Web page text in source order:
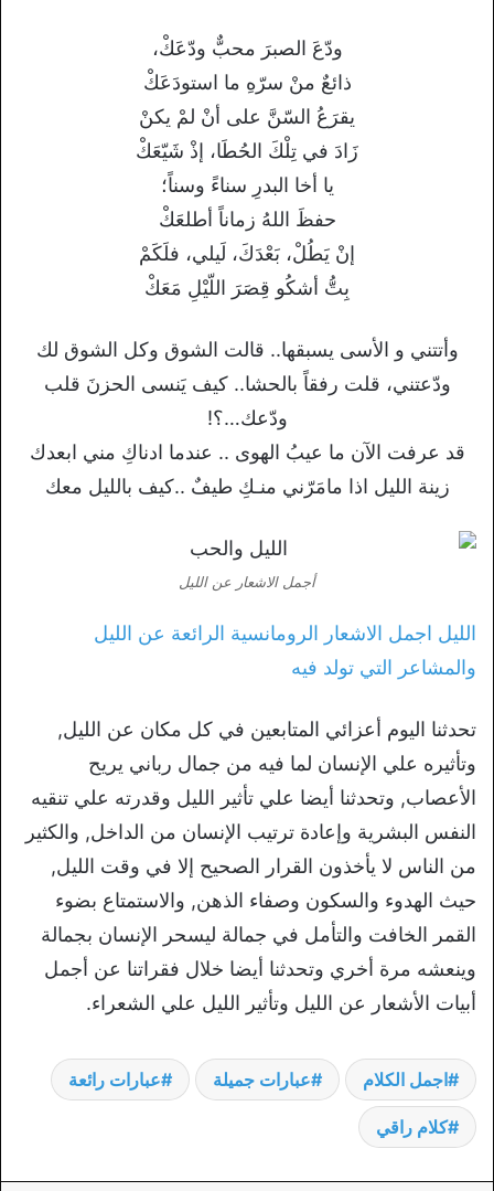
ودّعَ الصبرَ محبٌّ ودّعَكْ،
ذائعٌ منْ سرّهِ ما استودَعَكْ
يقرَعُ السّنَّ على أنْ لمْ يكنْ
زَادَ في تِلْكَ الحُطَا، إذْ شَيّعَكْ
يا أخا البدرِ سناءً وسناً؛
حفظَ اللهُ زماناً أطلعَكْ
إنْ يَطُلْ، بَعْدَكَ، لَيلي، فلَكَمْ
بِتُّ أشكُو قِصَرَ اللّيْلِ مَعَكْ
وأتتني و الأسى يسبقها.. قالت الشوق وكل الشوق لك
ودّعتني، قلت رفقاً بالحشا.. كيف يَنسى الحزنَ قلب
ودّعك…؟!
قد عرفت الآن ما عيبُ الهوى .. عندما ادناكِ مني ابعدك
زينة الليل اذا مامَرّني منـكِ طيفٌ ..كيف بالليل معك
أجمل الاشعار عن الليل
الليل اجمل الاشعار الرومانسية الرائعة عن الليل
والمشاعر التي تولد فيه
تحدثنا اليوم أعزائي المتابعين في كل مكان عن الليل,
وتأثيره علي الإنسان لما فيه من جمال رباني يريح
الأعصاب, وتحدثنا أيضا علي تأثير الليل وقدرته علي تنقيه
النفس البشرية وإعادة ترتيب الإنسان من الداخل, والكثير
من الناس لا يأخذون القرار الصحيح إلا في وقت الليل,
حيث الهدوء والسكون وصفاء الذهن, والاستمتاع بضوء
القمر الخافت والتأمل في جمالة ليسحر الإنسان بجمالة
وينعشه مرة أخري وتحدثنا أيضا خلال فقراتنا عن أجمل
أبيات الأشعار عن الليل وتأثير الليل علي الشعراء.
اجمل الكلام عبارات جميلة عبارات رائعة
كلام راقي